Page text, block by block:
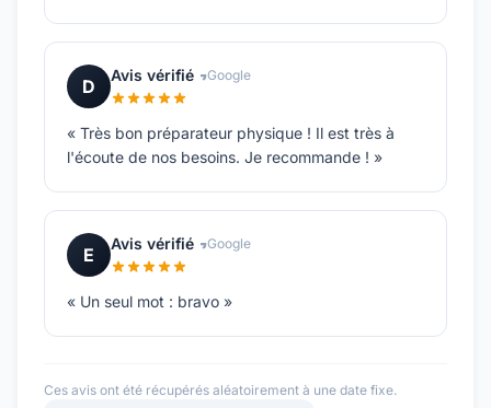
D
Avis vérifié Google
« Très bon préparateur physique ! Il est très à
l'écoute de nos besoins. Je recommande ! »
E
Avis vérifié Google
« Un seul mot : bravo »
Ces avis ont été récupérés aléatoirement à une date fixe.